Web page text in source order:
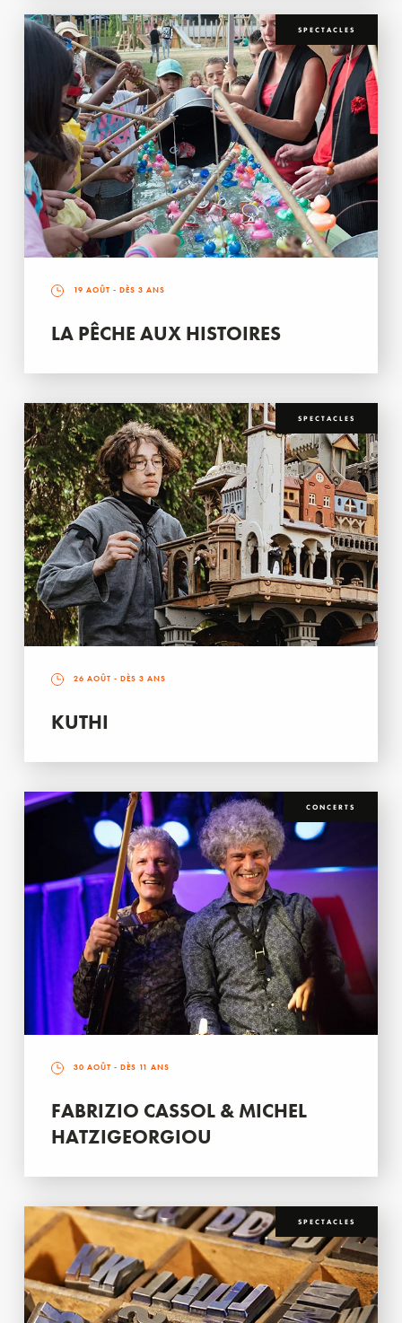
SPECTACLES
19 AOÛT - DÈS 3 ANS
LA PÊCHE AUX HISTOIRES
SPECTACLES
26 AOÛT - DÈS 3 ANS
KUTHI
CONCERTS
30 AOÛT - DÈS 11 ANS
FABRIZIO CASSOL & MICHEL
HATZIGEORGIOU
SPECTACLES